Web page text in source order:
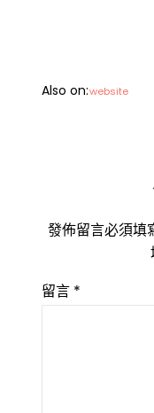
Also on:website
發佈留言必須填
留言 *